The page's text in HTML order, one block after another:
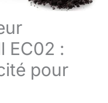
EC02 :
pour